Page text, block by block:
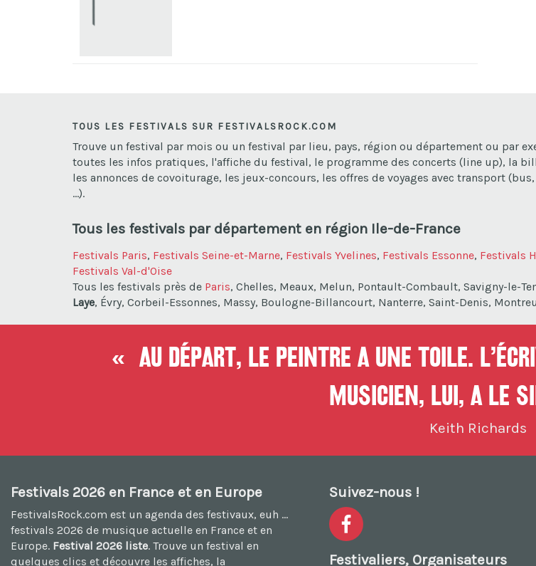
TOUS LES FESTIVALS SUR FESTIVALSROCK.COM
Trouve un festival par mois ou un festival par lieu, pays, région ou département ou par
toutes les infos pratiques, l'affiche du festival, le programme des concerts (line up), la
les annonces de covoiturage, les jeux-concours, les offres de voyages avec transport
...).
Tous les festivals par département en région Ile-de-France
Festivals Paris, Festivals Seine-et-Marne, Festivals Yvelines, Festivals Essonne, Festivals
Festivals Val-d'Oise
Tous les festivals près de Paris, Chelles, Meaux, Melun, Pontault-Combault, Savigny-le-
Laye, Évry, Corbeil-Essonnes, Massy, Boulogne-Billancourt, Nanterre, Saint-Denis,
« Au départ, le peintre a une toile.
musicien, lui, a le
Keith Richards
Festivals 2026 en France et en Europe
FestivalsRock.com est un agenda des festivaux, euh ...
festivals 2026 de musique actuelle en France et en
Europe. Festival 2026 liste. Trouve un festival en
quelques clics et découvre les affiches, la
Suivez-nous !
Festivaliers, Organisateurs